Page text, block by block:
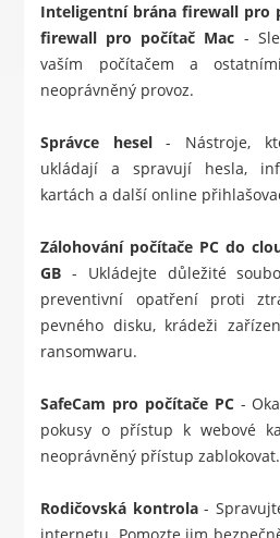
Inteligentní brána firewall pro
firewall pro počítač Mac -
vaším počítačem a
neoprávněný provoz.
Správce hesel- Nástroje,
ukládají a spravují hesla,
kartách a další online
Zálohování počítače PC do
GB - Ukládejte důležité
preventivní opatření proti
pevného disku, krádeži
ransomwaru.
SafeCam pro počítače PC-
pokusy o přístup k webové
neoprávněný přístup zablokovat.
Rodičovská kontrola-